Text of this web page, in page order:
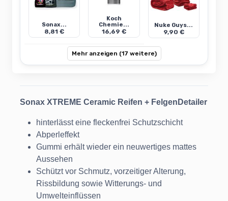
Sonax...
8,81 €
Koch
Chemie...
16,69 €
Nuke Guys...
9,90 €
Mehr anzeigen (17 weitere)
Sonax XTREME Ceramic Reifen + FelgenDetailer
hinterlässt eine fleckenfrei Schutzschicht
Abperleffekt
Gummi erhält wieder ein neuwertiges mattes
Aussehen
Schützt vor Schmutz, vorzeitiger Alterung,
Rissbildung sowie Witterungs- und
Umwelteinflüssen